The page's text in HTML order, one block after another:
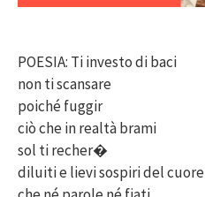
POESIA: Ti investo di baci
non ti scansare
poiché fuggir
ciò che in realtà brami
sol ti recher�
diluiti e lievi sospiri del cuore